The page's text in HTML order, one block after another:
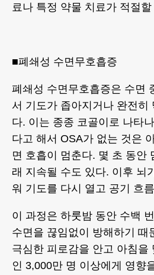
료나 특정 약물 치료가 적절
■폐쇄성 수면무호흡증
폐쇄성 수면무호흡증은 수면
서 기도가 좁아지거나 완전히
다. 이는 종종 코골이로 나타
다고 해서 OSA가 없는 것은
면 호흡이 멈춘다. 몇 초 동안
래 지속될 수도 있다. 이후 뇌
워 기도를 다시 열고 공기 흐
이 과정은 하룻밤 동안 수백
수면을 끊임없이 방해하기 때
극심한 피로감을 안고 아침을
인 3,000만 명 이상에게 영향